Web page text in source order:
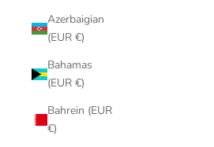
Azerbaigian
(EUR €)
Bahamas
(EUR €)
Bahrein (EUR
€)